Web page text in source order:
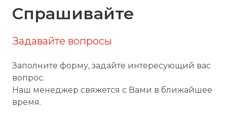
Спрашивайте
Задавайте вопросы
Заполните форму, задайте интересующий вас
вопрос.
Наш менеджер свяжется с Вами в ближайшее
время.